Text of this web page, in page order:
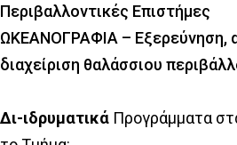
Περιβαλλοντικές Επιστήμες
ΩΚΕΑΝΟΓΡΑΦΙΑ – Εξερεύνηση,
διαχείριση θαλάσσιου
Δι-ιδρυματικά Προγράμματα